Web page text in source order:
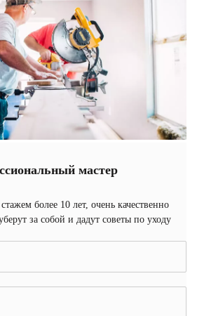
мастер
более 10 лет, очень качественно
за собой и дадут советы по уходу